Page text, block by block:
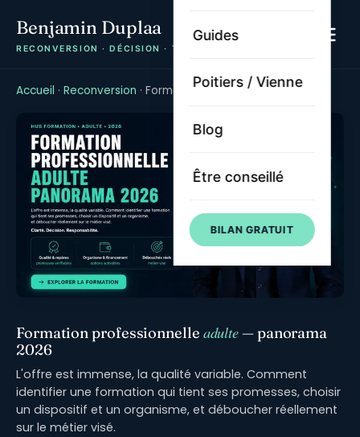
Benjamin Duplaa
RECONVERSION · DÉCISION · TRAJECTOIRE
Guides
Poitiers / Vienne
Blog
Être conseillé
BILAN GRATUIT
Accueil · Reconversion · Formation pro adulte
Formation professionnelle adulte— panorama
2026
L'offre est immense, la qualité variable. Comment
identifier une formation qui tient ses promesses, choisir
un dispositif et un organisme, et déboucher réellement
sur le métier visé.